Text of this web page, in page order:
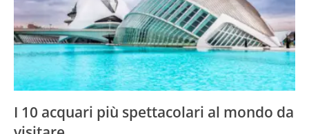
I 10 acquari più spettacolari al mondo da